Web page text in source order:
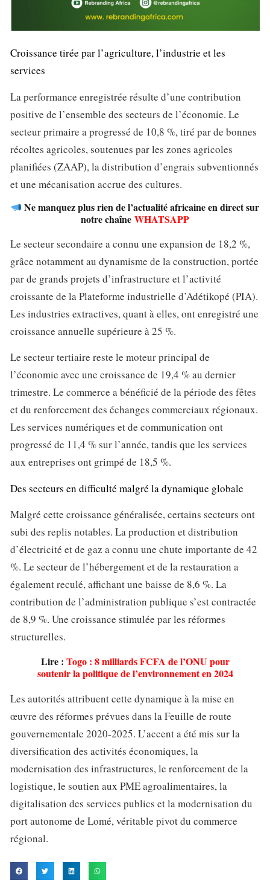
Croissance tirée par l’agriculture, l’industrie et les
services
La performance enregistrée résulte d’une contribution
positive de l’ensemble des secteurs de l’économie. Le
secteur primaire a progressé de 10,8 %, tiré par de bonnes
récoltes agricoles, soutenues par les zones agricoles
planifiées (ZAAP), la distribution d’engrais subventionnés
et une mécanisation accrue des cultures.
Ne manquez plus rien de l’actualité africaine en direct sur
notre chaîne WHATSAPP
Le secteur secondaire a connu une expansion de 18,2 %,
grâce notamment au dynamisme de la construction, portée
par de grands projets d’infrastructure et l’activité
croissante de la Plateforme industrielle d’Adétikopé (PIA).
Les industries extractives, quant à elles, ont enregistré une
croissance annuelle supérieure à 25 %.
Le secteur tertiaire reste le moteur principal de
l’économie avec une croissance de 19,4 % au dernier
trimestre. Le commerce a bénéficié de la période des fêtes
et du renforcement des échanges commerciaux régionaux.
Les services numériques et de communication ont
progressé de 11,4 % sur l’année, tandis que les services
aux entreprises ont grimpé de 18,5 %.
Des secteurs en difficulté malgré la dynamique globale
Malgré cette croissance généralisée, certains secteurs ont
subi des replis notables. La production et distribution
d’électricité et de gaz a connu une chute importante de 42
%. Le secteur de l’hébergement et de la restauration a
également reculé, affichant une baisse de 8,6 %. La
contribution de l’administration publique s’est contractée
de 8,9 %. Une croissance stimulée par les réformes
structurelles.
Lire : Togo : 8 milliards FCFA de l’ONU pour
soutenir la politique de l’environnement en 2024
Les autorités attribuent cette dynamique à la mise en
œuvre des réformes prévues dans la Feuille de route
gouvernementale 2020-2025. L’accent a été mis sur la
diversification des activités économiques, la
modernisation des infrastructures, le renforcement de la
logistique, le soutien aux PME agroalimentaires, la
digitalisation des services publics et la modernisation du
port autonome de Lomé, véritable pivot du commerce
régional.